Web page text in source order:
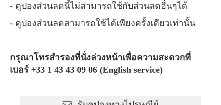
- คูปองส่วนลดนี้ไม่สามารถใช้กับส่วนลดอื่นๆได้
- คูปองส่วนลดสามารถใช้ได้เพียงครั้งเดียวเท่านั้น
กรุณาโทรสำรองที่นั่งล่วงหน้าเพื่อความสะดวกที่
เบอร์ +33 1 43 43 09 06 (English service)